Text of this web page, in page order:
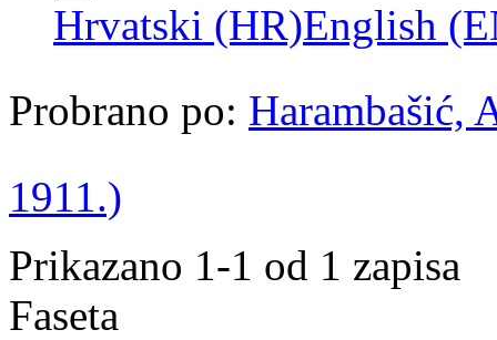
Hrvatski (HR)English
Probrano po: Harambašić,
1911.)
Prikazano 1-1 od 1 zapisa
Faseta